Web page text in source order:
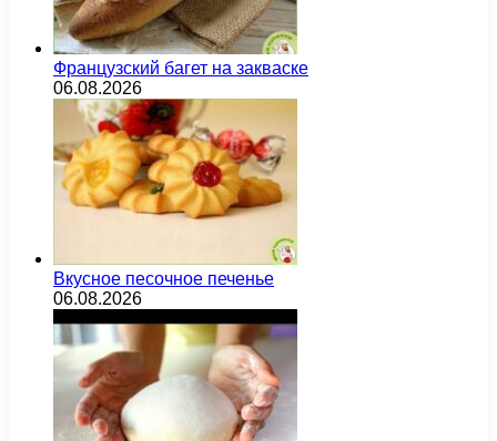
Французский багет на закваске
06.08.2026
Вкусное песочное печенье
06.08.2026